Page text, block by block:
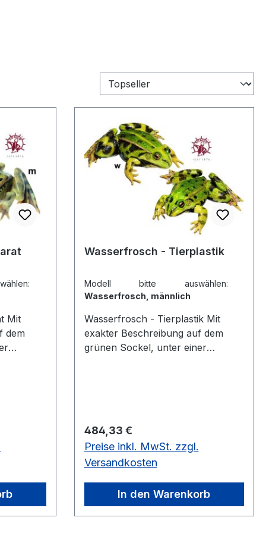
dem
12
Wasserfrosch - Tierplastik
Modell bitte auswählen:
Wasserfrosch, männlich
Wasserfrosch - Tierplastik Mit
exakter Beschreibung auf dem
grünen Sockel, unter einer
esculenta Höhe 7,5 cm, Breite 12
cm, Tiefe 12 cm, Gewicht 0,2
kgaus SOMSO-Plast®
Regulärer Preis:
484,33 €
Preise inkl. MwSt. zzgl.
Versandkosten
In den Warenkorb